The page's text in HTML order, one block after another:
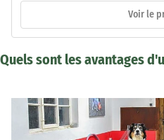
Voir le
Quels sont les avantages